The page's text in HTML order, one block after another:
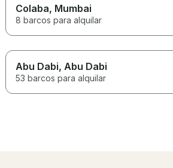
Colaba, Mumbai
8 barcos para alquilar
Abu Dabi, Abu Dabi
53 barcos para alquilar